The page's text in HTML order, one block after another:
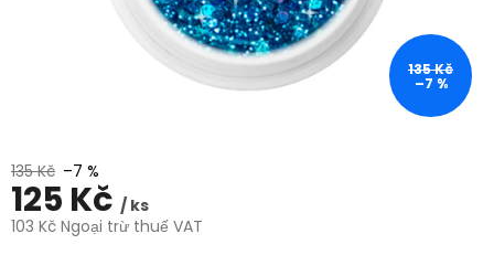
135 Kč
–7 %
135 Kč –7 %
125 Kč / ks
103 Kč Ngoại trừ thuế VAT